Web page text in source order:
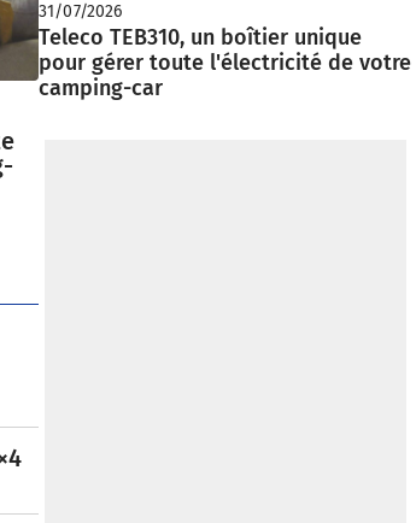
31/07/2026
Teleco TEB310, un boîtier unique
pour gérer toute l'électricité de votre
camping-car